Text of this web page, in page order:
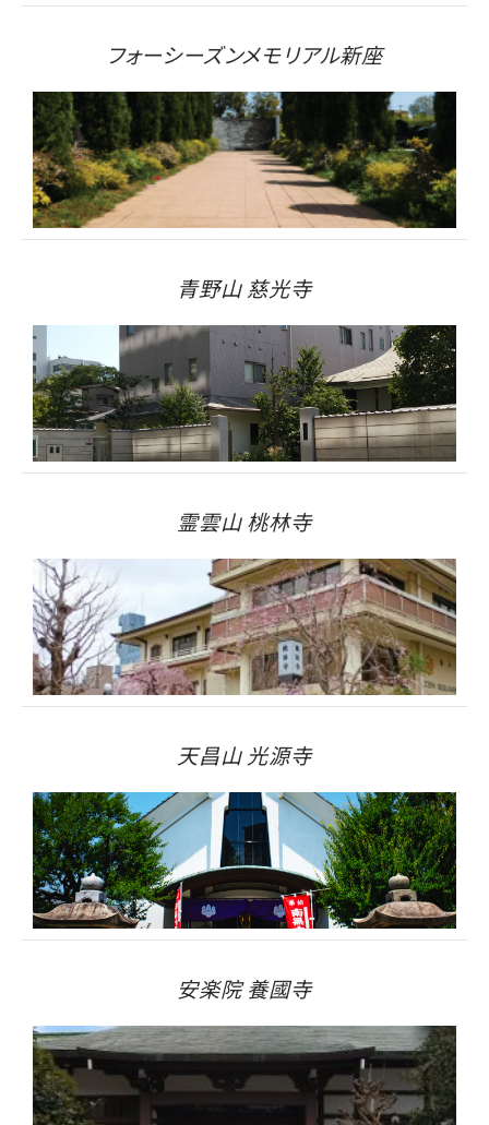
フォーシーズンメモリアル新座
青野山 慈光寺
霊雲山 桃林寺
天昌山 光源寺
安楽院 養國寺